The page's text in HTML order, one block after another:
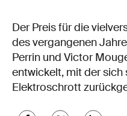
Der Preis für die
des vergangenen
Perrin und Victor
entwickelt, mit der sich
Elektroschrott